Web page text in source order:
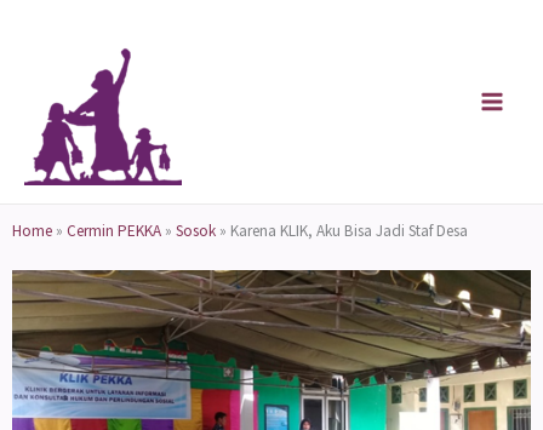
Home » Cermin PEKKA » Sosok » Karena KLIK, Aku Bisa Jadi Staf Desa